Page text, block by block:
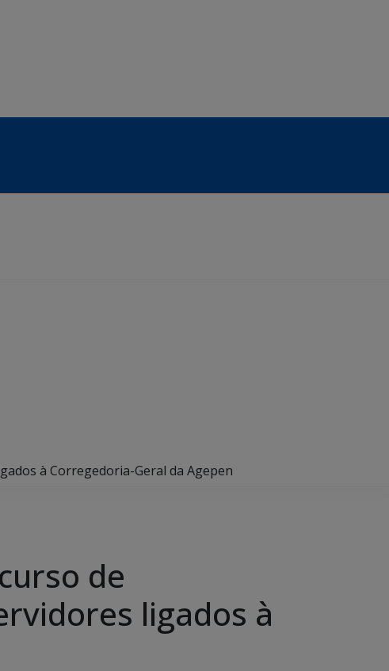
à Corregedoria-Geral da Agepen
de
ligados à